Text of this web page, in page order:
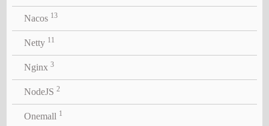
Nacos 13
Netty 11
Nginx 3
NodeJS 2
Onemall 1